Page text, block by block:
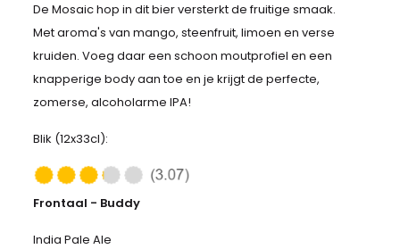
De Mosaic hop in dit bier versterkt de fruitige smaak.
Met aroma's van mango, steenfruit, limoen en verse
kruiden. Voeg daar een schoon moutprofiel en een
knapperige body aan toe en je krijgt de perfecte,
zomerse, alcoholarme IPA!
Blik (12x33cl):
Frontaal - Buddy
India Pale Ale